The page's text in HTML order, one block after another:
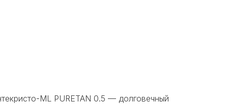
ML PURETAN 0.5 — долговечный